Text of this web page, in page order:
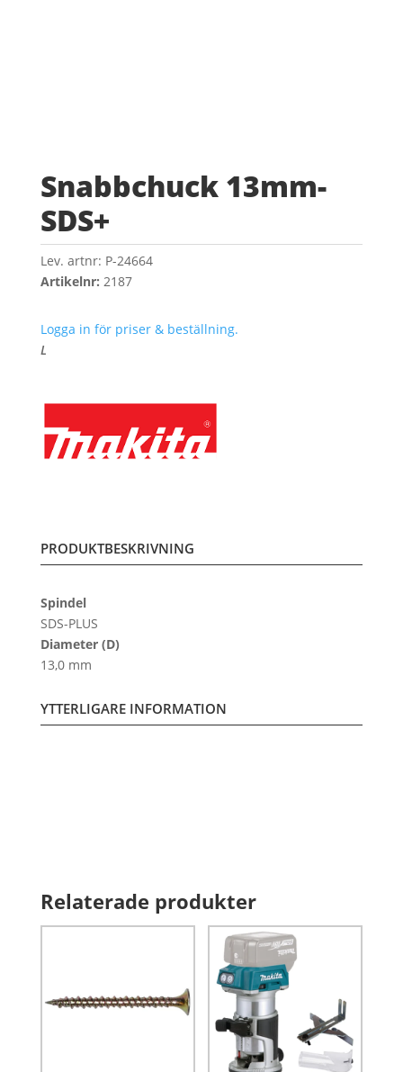
Snabbchuck 13mm-
SDS+
Lev. artnr: P-24664
Artikelnr: 2187
Logga in för priser & beställning.
L
PRODUKTBESKRIVNING
Spindel
SDS-PLUS
Diameter (D)
13,0 mm
YTTERLIGARE INFORMATION
Relaterade produkter